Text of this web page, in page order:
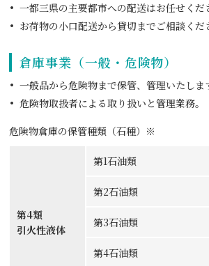
一都三県の主要都市への配送はお任せくだ
お荷物の小口配送から貸切までご相談くだ
倉庫事業（一般・危険物）
一般品から危険物まで保管、管理いたしま
危険物取扱者による取り扱いと管理業務。
危険物倉庫の保管種類（石種）※
第4類
引火性液体
第1石油類
第2石油類
第3石油類
第4石油類